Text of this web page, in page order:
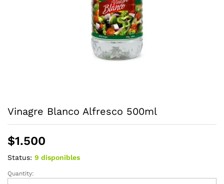
Vinagre Blanco Alfresco 500ml
$1.500
Status: 9 disponibles
Vinagre
Quantity: